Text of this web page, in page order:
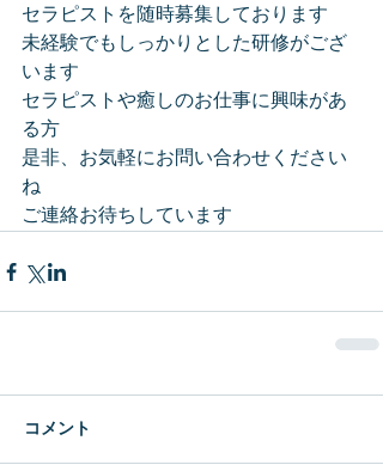
セラピストを随時募集しております
未経験でもしっかりとした研修がござ
います
セラピストや癒しのお仕事に興味があ
る方
是非、お気軽にお問い合わせください
ね
ご連絡お待ちしています
コメント